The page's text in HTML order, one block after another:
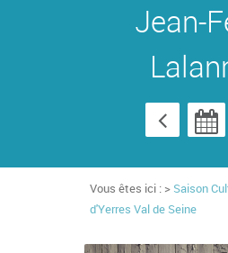
Jean-
Vous êtes ici : > Saison
d'Yerres Val de Seine